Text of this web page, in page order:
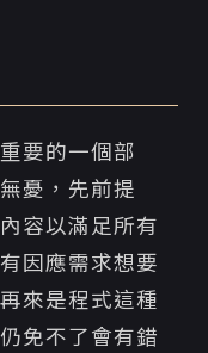
要的一個部
憂，先前提
容以滿足所有
因應需求想要
來是程式這種
免不了會有錯